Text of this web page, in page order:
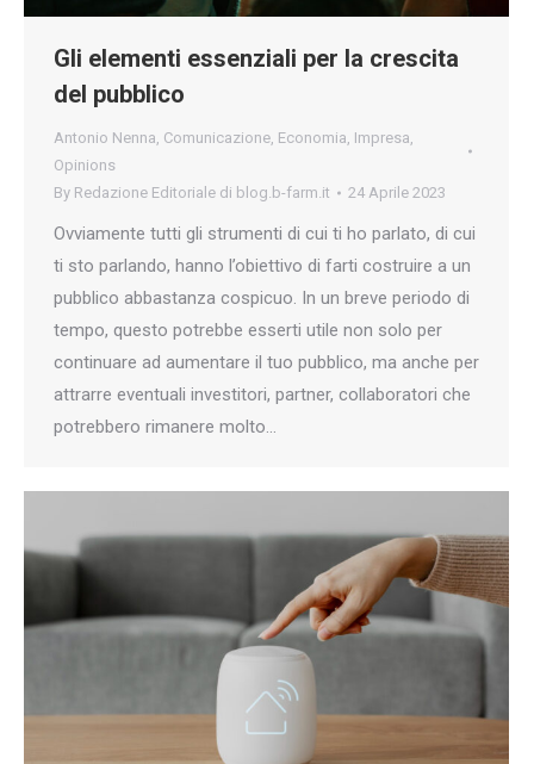
Gli elementi essenziali per la crescita
del pubblico
Antonio Nenna, Comunicazione, Economia, Impresa,
Opinions
By Redazione Editoriale di blog.b-farm.it 24 Aprile 2023
Ovviamente tutti gli strumenti di cui ti ho parlato, di cui
ti sto parlando, hanno l’obiettivo di farti costruire a un
pubblico abbastanza cospicuo. In un breve periodo di
tempo, questo potrebbe esserti utile non solo per
continuare ad aumentare il tuo pubblico, ma anche per
attrarre eventuali investitori, partner, collaboratori che
potrebbero rimanere molto…